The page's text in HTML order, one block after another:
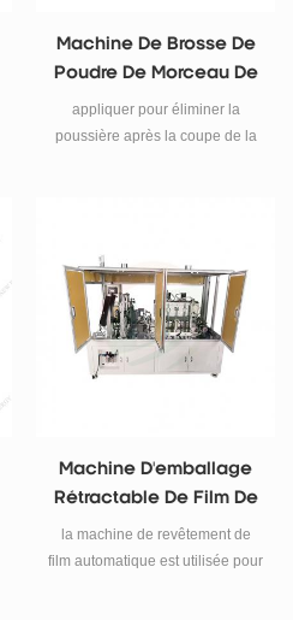
Machine De Brosse De
Poudre De Morceau De
Poteau
appliquer pour éliminer la
poussière après la coupe de la
Machine D'emballage
Rétractable De Film De
PVC Pour La Batterie
Cylindrique 18650
la machine de revêtement de
film automatique est utilisée pour